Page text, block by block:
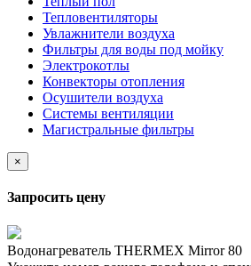
Тепловентиляторы
Увлажнители воздуха
Фильтры для воды под мойку
Электрокотлы
Конвекторы отопления
Осушители воздуха
Системы вентиляции
Магистральные фильтры
×
Запросить цену
Водонагреватель THERMEX Mirror 80